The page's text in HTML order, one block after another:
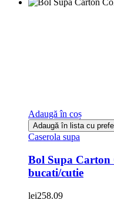
Adaugă în coș
Adaugă în lista cu
Caserola supa
Bol Supa Carton
bucati/cutie
lei258.09